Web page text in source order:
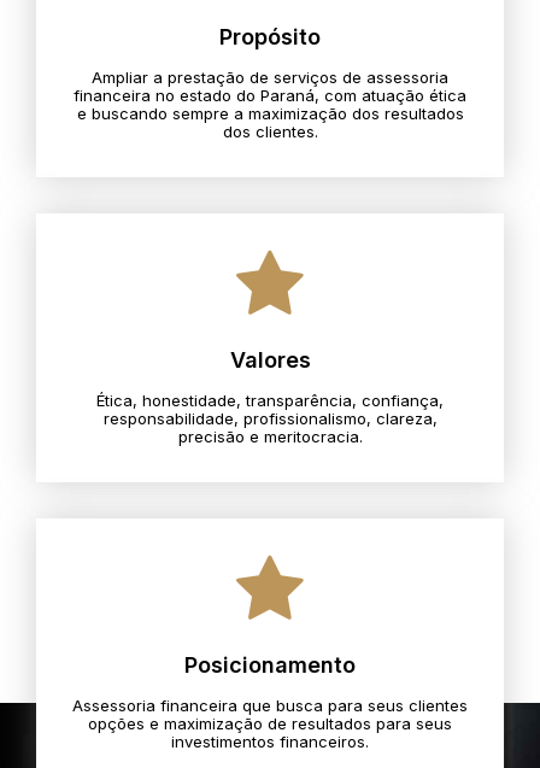
Propósito
Ampliar a prestação de serviços de assessoria
financeira no estado do Paraná, com atuação ética
e buscando sempre a maximização dos resultados
dos clientes.
Valores
Ética, honestidade, transparência, confiança,
responsabilidade, profissionalismo, clareza,
precisão e meritocracia.​
Posicionamento
Assessoria financeira que busca para seus clientes
opções e maximização de resultados para seus
investimentos financeiros.